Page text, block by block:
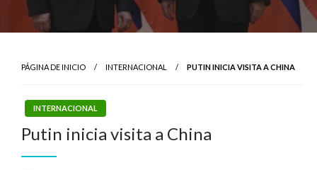
PÁGINA DE INICIO INTERNACIONAL PUTIN INICIA VISITA A CHINA
INTERNACIONAL
Putin inicia visita a China